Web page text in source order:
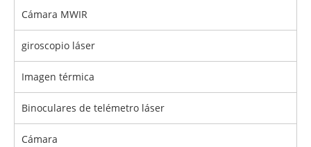
Cámara MWIR
giroscopio láser
Imagen térmica
Binoculares de telémetro láser
Cámara